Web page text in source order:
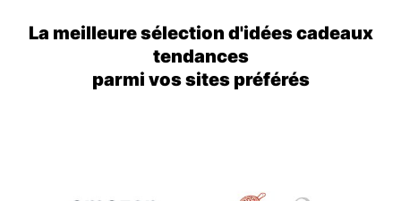
La meilleure sélection d'idées cadeaux
tendances
parmi vos sites préférés